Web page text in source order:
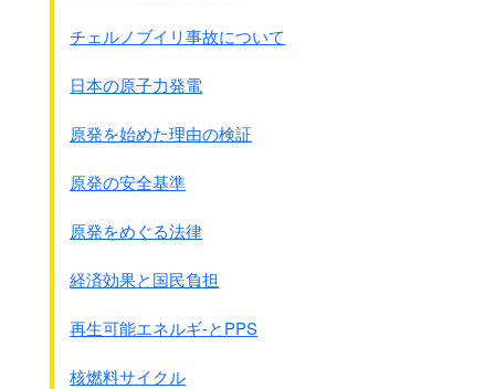
スタ－ト薬にもあります
商品名 ネオドパストン、メネシット、マドバ－、
副作用 急な中断により悪性症候群誘発
チェルノブイリ事故について
日本の原子力発電
原発を始めた理由の検証
原発の安全基準
原発をめぐる法律
経済効果と国民負担
再生可能エネルギ-とPPS
核燃料サイクル